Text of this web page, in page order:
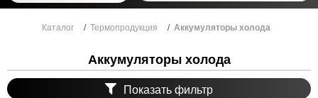
Каталог / Термопродукция / Аккумуляторы холода
Аккумуляторы холода
Показать фильтр